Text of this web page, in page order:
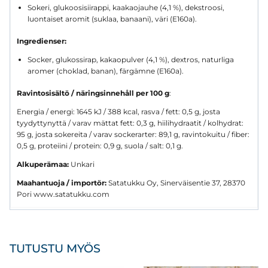
Sokeri, glukoosisiirappi, kaakaojauhe (4,1 %), dekstroosi,
luontaiset aromit (suklaa, banaani), väri (E160a).
Ingredienser:
Socker, glukossirap, kakaopulver (4,1 %), dextros, naturliga
aromer (choklad, banan), färgämne (E160a).
Ravintosisältö / näringsinnehåll per 100 g:
Energia / energi: 1645 kJ / 388 kcal, rasva / fett: 0,5 g, josta
tyydyttynyttä / varav mättat fett: 0,3 g, hiilihydraatit / kolhydrat:
95 g, josta sokereita / varav sockerarter: 89,1 g, ravintokuitu / fiber:
0,5 g, proteiini / protein: 0,9 g, suola / salt: 0,1 g.
Alkuperämaa: Unkari
Maahantuoja / importör: Satatukku Oy, Sinerväisentie 37, 28370
Pori www.satatukku.com
TUTUSTU MYÖS